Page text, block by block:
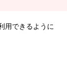
用できるように